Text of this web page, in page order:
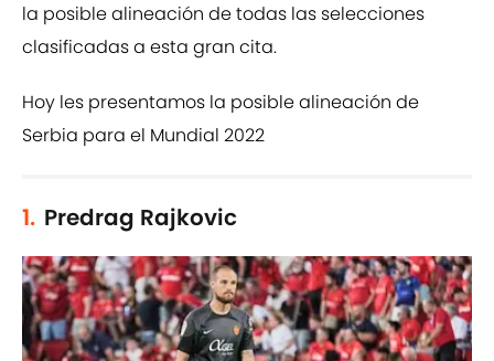
la posible alineación de todas las selecciones
clasificadas a esta gran cita.
Hoy les presentamos la posible alineación de
Serbia para el Mundial 2022
1. Predrag Rajkovic